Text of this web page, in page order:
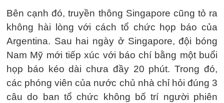
Bên cạnh đó, truyền thông Singapore cũng tỏ ra
không hài lòng với cách tổ chức họp báo của
Argentina. Sau hai ngày ở Singapore, đội bóng
Nam Mỹ mới tiếp xúc với báo chí bằng một buổi
họp báo kéo dài chưa đầy 20 phút. Trong đó,
các phóng viên của nước chủ nhà chỉ hỏi đúng 3
câu do ban tổ chức không bố trí người phiên